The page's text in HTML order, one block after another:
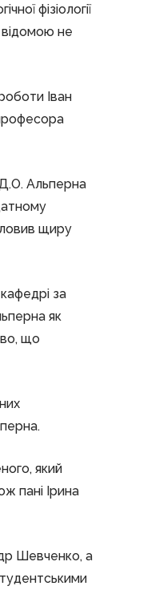
фізіології
не
Іван
Д.О. Альперна
щиру
за
як
що
який
пані Ірина
Шевченко, а